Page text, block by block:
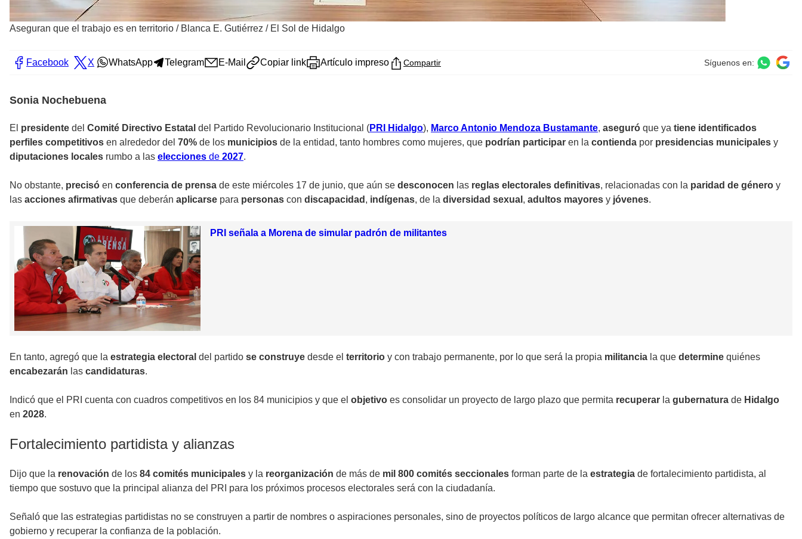
Aseguran que el trabajo es en territorio / Blanca E. Gutiérrez / El Sol de Hidalgo
Facebook X WhatsApp Telegram E-Mail Copiar link Artículo impreso Compartir Síguenos en:
Sonia Nochebuena
El presidente del Comité Directivo Estatal del Partido Revolucionario Institucional (PRI Hidalgo), Marco Antonio Mendoza Bustamante, aseguró que ya tiene identificados
perfiles competitivos en alrededor del 70% de los municipios de la entidad, tanto hombres como mujeres, que podrían participar en la contienda por presidencias municipales y
diputaciones locales rumbo a las elecciones de 2027.
No obstante, precisó en conferencia de prensa de este miércoles 17 de junio, que aún se desconocen las reglas electorales definitivas, relacionadas con la paridad de género y
las acciones afirmativas que deberán aplicarse para personas con discapacidad , indígenas, de la diversidad sexual , adultos mayores y jóvenes.
PRI señala a Morena de simular padrón de militantes
En tanto, agregó que la estrategia electoral del partido se construye desde el territorio y con trabajo permanente, por lo que será la propia militancia la que determine quiénes
encabezarán las candidaturas.
Indicó que el PRI cuenta con cuadros competitivos en los 84 municipios y que el objetivo es consolidar un proyecto de largo plazo que permita recuperar la gubernatura de Hidalgo
en 2028.
Fortalecimiento partidista y alianzas
Dijo que la renovación de los 84 comités municipales y la reorganización de más de mil 800 comités seccionales forman parte de la estrategia de fortalecimiento partidista, al
tiempo que sostuvo que la principal alianza del PRI para los próximos procesos electorales será con la ciudadanía.
Señaló que las estrategias partidistas no se construyen a partir de nombres o aspiraciones personales, sino de proyectos políticos de largo alcance que permitan ofrecer alternativas de
gobierno y recuperar la confianza de la población.